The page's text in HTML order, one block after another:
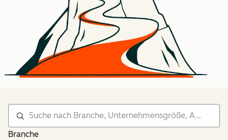
Branche